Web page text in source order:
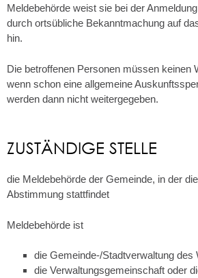
Meldebehörde weist sie bei der
durch ortsübliche Bekanntmachung auf
hin.
Die betroffenen Personen müssen keinen
wenn schon eine allgemeine
werden dann nicht weitergegeben.
ZUSTÄNDIGE STELLE
die Meldebehörde der Gemeinde, in der
Abstimmung stattfindet
Meldebehörde ist
die Gemeinde-/Stadtverwaltung des
die Verwaltungsgemeinschaft oder